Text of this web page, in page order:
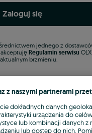
Zaloguj się
jednego z
Regulamin serwisu
brzmieniu.
z naszymi partnerami
dokładnych danych
urządzenia do
lub kombinacji danych z
lub dostęp do nich.